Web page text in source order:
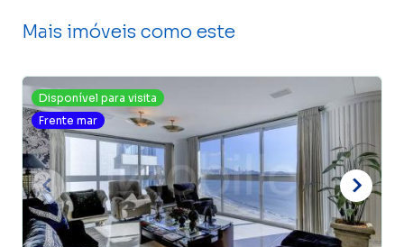
Mais imóveis como este
Disponível para visita
Frente mar